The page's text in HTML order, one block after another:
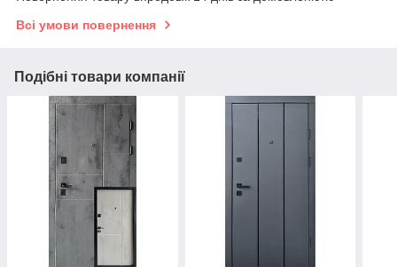
Всі умови повернення
Подібні товари компанії